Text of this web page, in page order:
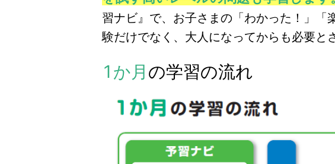
習ナビ』で、お子さまの「わかった！」
験だけでなく、大人になってからも必要と
1か月 の学習の流れ